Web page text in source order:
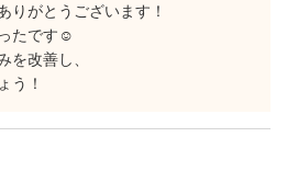
りがとうございます！
たです☺
を改善し、
う！